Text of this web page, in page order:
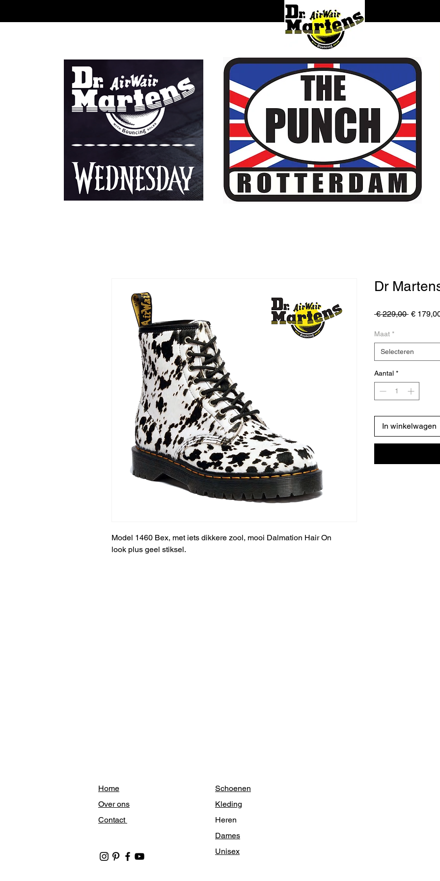
Model 1460 Bex, met iets dikkere zool, mooi Dalmation Hair On
look plus geel stiksel.
Dr
€ 229,00 Normale
€
Maat *
Selecteren
Aantal *
In winkelwagen
Home
Over ons
Contact
Schoenen
Kleding
Heren
Dames
Unisex